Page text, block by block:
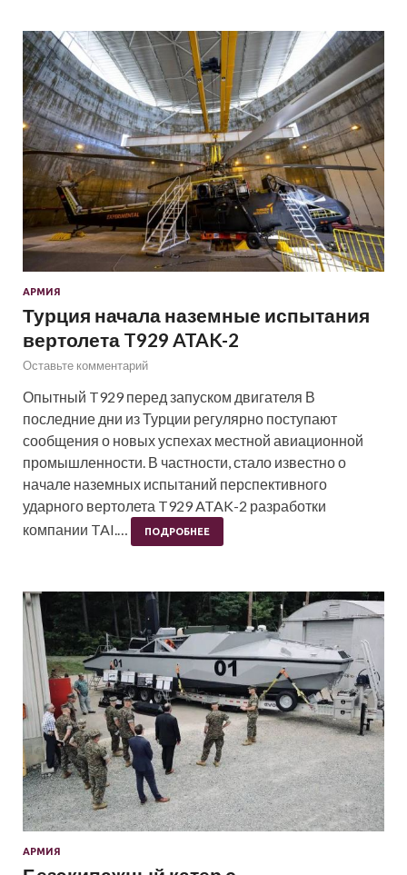
АРМИЯ
Турция начала наземные испытания
вертолета T929 ATAK-2
Оставьте комментарий
Опытный T929 перед запуском двигателя В
последние дни из Турции регулярно поступают
сообщения о новых успехах местной авиационной
промышленности. В частности, стало известно о
начале наземных испытаний перспективного
ударного вертолета T929 ATAK-2 разработки
компании TAI.…
ПОДРОБНЕЕ
АРМИЯ